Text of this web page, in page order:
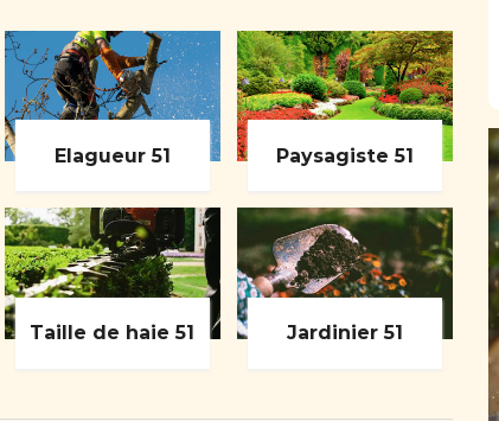
Elagueur 51 Paysagiste 51
Taille de haie 51 Jardinier 51